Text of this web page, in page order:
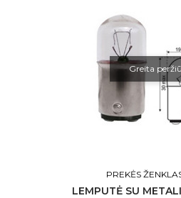
Greita
PREKĖS
LEMPUTĖ SU